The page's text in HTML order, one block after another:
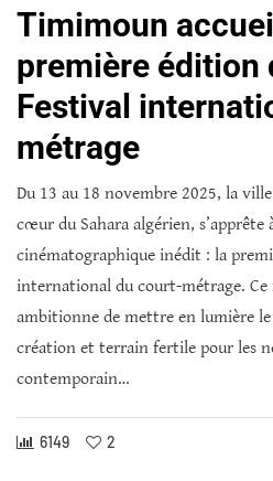
Timimoun
première édition
Festival
métrage
Du 13 au 18 novembre 2025, la
cœur du Sahara algérien,
cinématographique inédit : la
international du court-métrage. Ce
ambitionne de mettre en lumière
création et terrain fertile pour les
contemporain…
6149 2